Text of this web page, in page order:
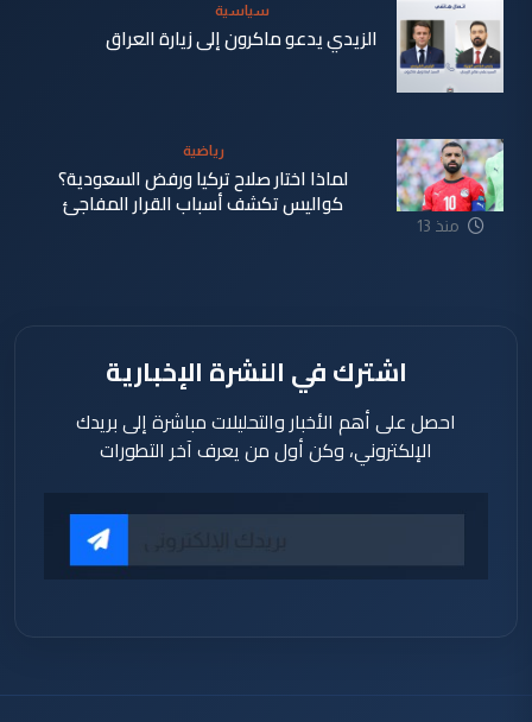
ساعة
سياسية
الزيدي يدعو ماكرون إلى زيارة العراق
منذ 13
رياضية
لماذا اختار صلاح تركيا ورفض السعودية؟
كواليس تكشف أسباب القرار المفاجئ
اشترك في النشرة الإخبارية
احصل على أهم الأخبار والتحليلات مباشرة إلى بريدك
الإلكتروني، وكن أول من يعرف آخر التطورات